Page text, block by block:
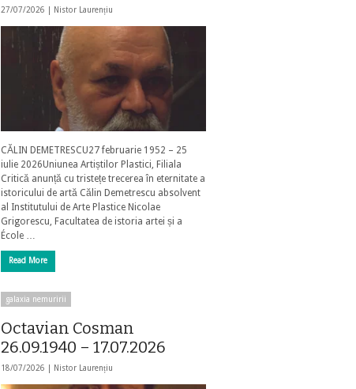
27/07/2026 | Nistor Laurențiu
CĂLIN DEMETRESCU27 februarie 1952 – 25
iulie 2026Uniunea Artiștilor Plastici, Filiala
Critică anunță cu tristețe trecerea în eternitate a
istoricului de artă Călin Demetrescu absolvent
al Institutului de Arte Plastice Nicolae
Grigorescu, Facultatea de istoria artei și a
École …
Read More
galaxia nemuririi
Octavian Cosman
26.09.1940 – 17.07.2026
18/07/2026 | Nistor Laurențiu